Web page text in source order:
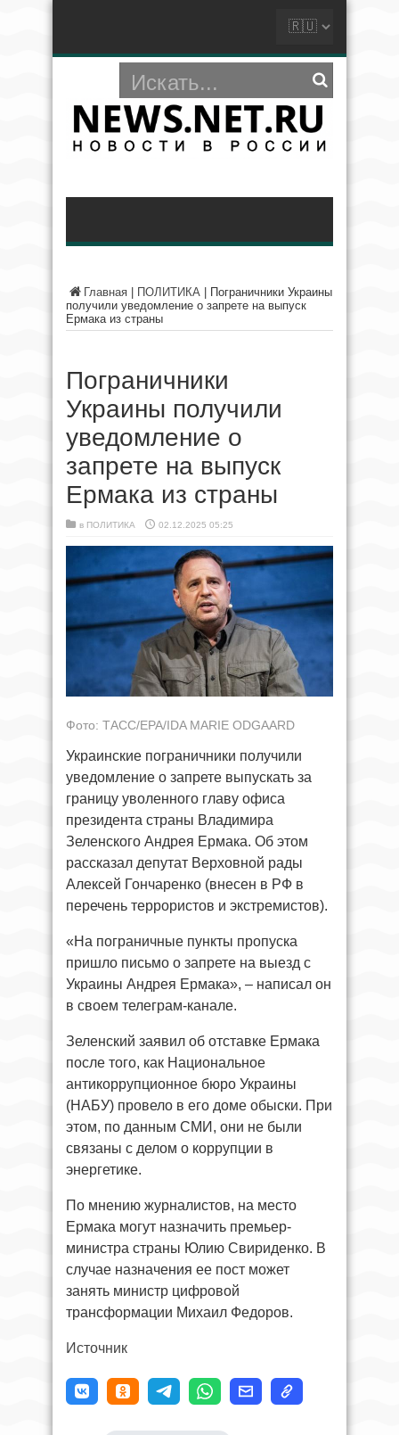
Главная ПОЛИТИКА
Пограничники Украины
получили уведомление о запрете на выпуск
Ермака из страны
Пограничники
Украины получили
уведомление о
запрете на выпуск
Ермака из страны
в ПОЛИТИКА 02.12.2025 05:25
Фото: ТАСС/EPA/IDA MARIE ODGAARD
Украинские пограничники получили
уведомление о запрете выпускать за
границу уволенного главу офиса
президента страны Владимира
Зеленского Андрея Ермака. Об этом
рассказал депутат Верховной рады
Алексей Гончаренко (внесен в РФ в
перечень террористов и экстремистов).
«На пограничные пункты пропуска
пришло письмо о запрете на выезд с
Украины Андрея Ермака», – написал он
в своем телеграм-канале.
Зеленский заявил об отставке Ермака
после того, как Национальное
антикоррупционное бюро Украины
(НАБУ) провело в его доме обыски. При
этом, по данным СМИ, они не были
связаны с делом о коррупции в
энергетике.
По мнению журналистов, на место
Ермака могут назначить премьер-
министра страны Юлию Свириденко. В
случае назначения ее пост может
занять министр цифровой
трансформации Михаил Федоров.
Источник